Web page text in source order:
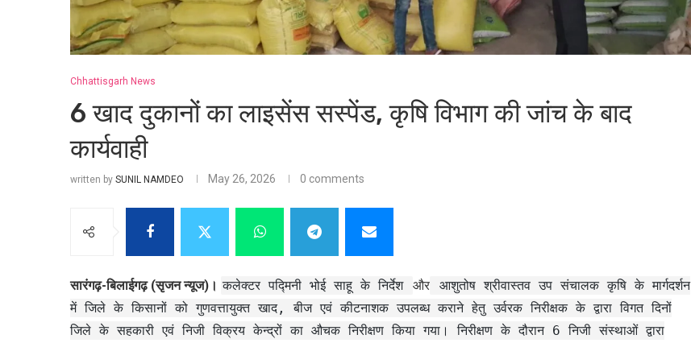
Chhattisgarh News
6 खाद दुकानों का लाइसेंस सस्पेंड, कृषि विभाग की जांच के बाद
कार्यवाही
written by SUNIL NAMDEO May 26, 2026 0 comments
सारंगढ़-बिलाईगढ़ (सृजन न्यूज)। कलेक्टर पद्मिनी भोई साहू के निर्देश और
आशुतोष श्रीवास्तव उप संचालक कृषि के मार्गदर्शन
में जिले के किसानों को गुणवत्तायुक्त खाद, बीज एवं कीटनाशक उपलब्ध कराने हेतु उर्वरक निरीक्षक के द्वारा विगत दिनों
जिले के सहकारी एवं निजी विक्रय केन्द्रों का औचक निरीक्षण किया गया। निरीक्षण के दौरान 6 निजी संस्थाओं द्वारा